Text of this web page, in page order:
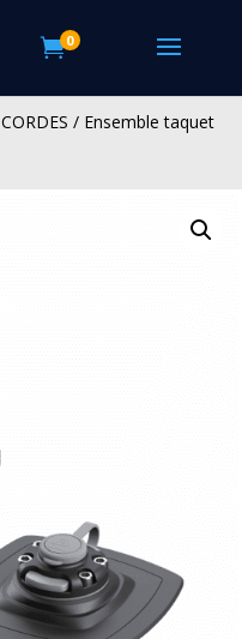
0
CORDES / Ensemble taquet